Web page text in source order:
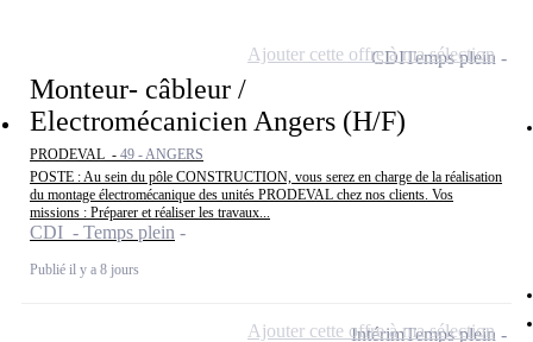
Monteur- câbleur /
Electromécanicien Angers (H/F)
PRODEVAL - 49 - ANGERS
POSTE : Au sein du pôle CONSTRUCTION, vous serez en charge de la réalisation
du montage électromécanique des unités PRODEVAL chez nos clients. Vos
missions : Préparer et réaliser les travaux...
CDI - Temps plein
Publié il y a 8 jours
CDITemps plein
Ajouter cette offre à ma sélection
IntérimTemps plein
Ajouter cette offre à ma sélection